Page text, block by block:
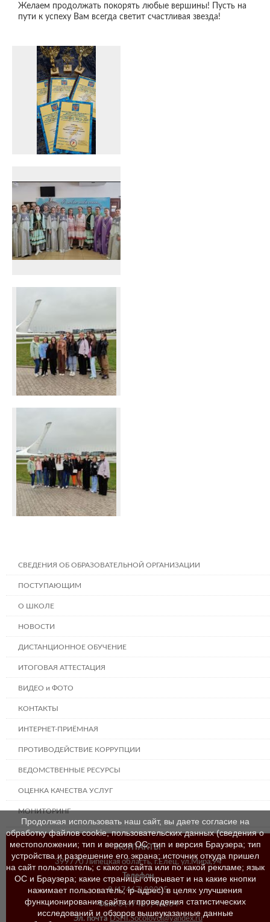
Желаем продолжать покорять любые вершины! Пусть на
пути к успеху Вам всегда светит счастливая звезда!
СВЕДЕНИЯ ОБ ОБРАЗОВАТЕЛЬНОЙ ОРГАНИЗАЦИИ
ПОСТУПАЮЩИМ
О ШКОЛЕ
НОВОСТИ
ДИСТАНЦИОННОЕ ОБУЧЕНИЕ
ИТОГОВАЯ АТТЕСТАЦИЯ
ВИДЕО и ФОТО
КОНТАКТЫ
ИНТЕРНЕТ-ПРИЁМНАЯ
ПРОТИВОДЕЙСТВИЕ КОРРУПЦИИ
ВЕДОМСТВЕННЫЕ РЕСУРСЫ
ОЦЕНКА КАЧЕСТВА УСЛУГ
МОНИТОРИНГ
КОНТАКТЫ
399770 Липецкая область, г.Елец, ул.Мира,94
Телефон
8 (47467) 23205
Факс8 (47467) 46384
Эл. почта DSHI.Socolovoi@yandex.ru
Продолжая использовать наш сайт, вы даете согласие на
обработку файлов cookie, пользовательских данных (сведения о
местоположении; тип и версия ОС; тип и версия Браузера; тип
устройства и разрешение его экрана; источник откуда пришел
на сайт пользователь; с какого сайта или по какой рекламе; язык
ОС и Браузера; какие страницы открывает и на какие кнопки
нажимает пользователь; ip-адрес) в целях улучшения
функционирования сайта и проведения статистических
исследований и обзоров вышеуказанные данные